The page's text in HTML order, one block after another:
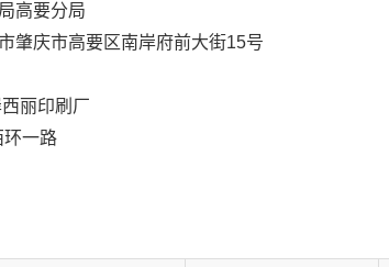
高要分局
肇庆市高要区南岸府前大街15号
丽印刷厂
环一路